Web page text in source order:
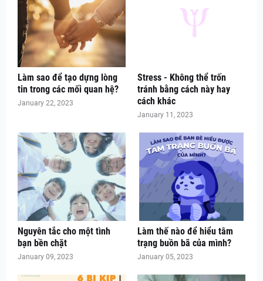
Làm sao để tạo dựng lòng
tin trong các mối quan hệ?
January 22, 2023
Stress - Không thể trốn
tránh bằng cách này hay
cách khác
January 11, 2023
Nguyên tắc cho một tình
bạn bền chặt
January 09, 2023
Làm thế nào để hiểu tâm
trạng buồn bã của mình?
January 05, 2023